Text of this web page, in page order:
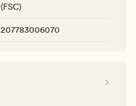
(FSC)
207783006070